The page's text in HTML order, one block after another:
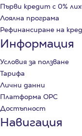
Първи кредит с 0%
Лоялна програма
Рефинансиране на
Информация
Условия за ползване
Тарифа
Лични данни
Платформа ОРС
Достъпност
Навигация